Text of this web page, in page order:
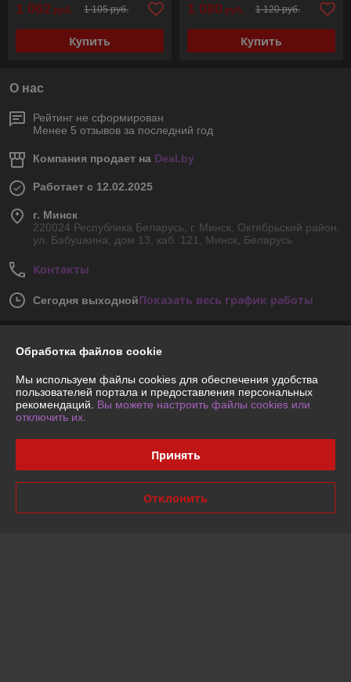
1 062 руб. 1 105 руб.
Купить
1 080 руб. 1 120 руб.
Купить
О нас
Рейтинг не сформирован
Менее 5 отзывов за последний год
Компания продает на Deal.by
Работает с 12.02.2025
г. Минск
220024 Республика Беларусь, г. Минск, Октябрьский район,
ул. Бабушкина, дом 13, каб. 121, Минск, Беларусь
Контакты
Сегодня выходнойПоказать весь график работы
Отзывы о магазине
У компании пока нет отзывов, добавьте первый
О нас
Обработка файлов cookie
Мы используем файлы cookies для обеспечения удобства
пользователей портала и предоставления персональных
рекомендаций. Вы можете настроить файлы cookies или
отключить их.
Принять
Отклонить